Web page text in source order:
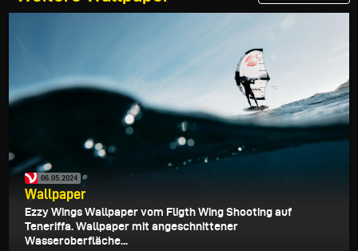
06.05.2024
Wallpaper
Ezzy Wings Wallpaper vom Fligth Wing Shooting auf
Teneriffa. Wallpaper mit angeschnittener
Wasseroberfläche...